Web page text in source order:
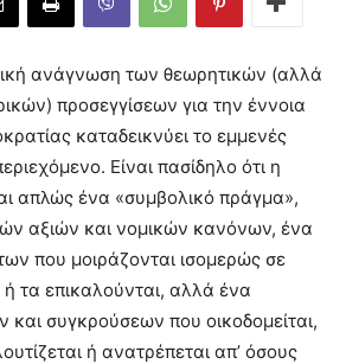
ανάγνωση των θεωρητικών (αλλά
προσεγγίσεων για την έννοια
καταδεικνύει το εμμενές
Είναι πασίδηλο ότι η
απλώς ένα «συμβολικό πράγμα»,
αξιών και νομικών κανόνων, ένα
που μοιράζονται ισομερώς σε
τα επικαλούνται, αλλά ένα
συγκρούσεων που οικοδομείται,
ή ανατρέπεται απ’ όσους